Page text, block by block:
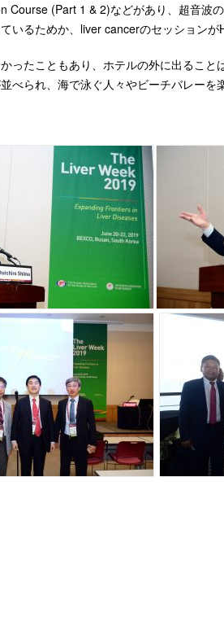
Course (Part 1 & 2)などがあり、超音波
いるためか、liver cancerのセッションが
ったこともあり、ホテルの外に出るこ
べられ、海で泳ぐ人々やビーチバレーを